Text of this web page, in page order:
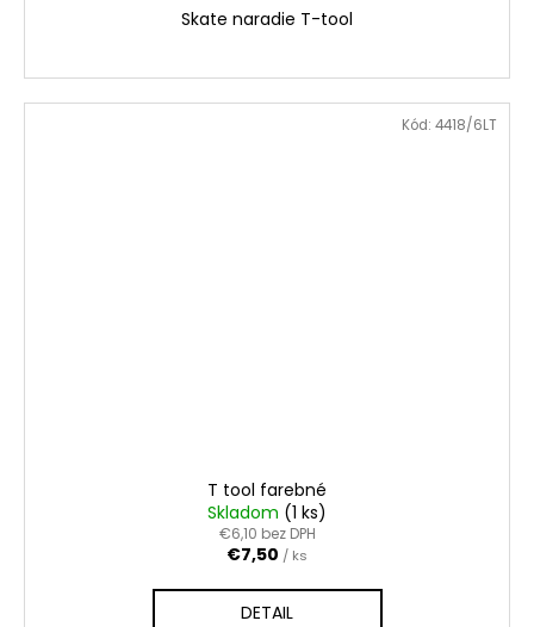
Skate naradie T-tool
T tool farebné
Skladom (1 ks)
€6,10 bez DPH
€7,50 / ks
DETAIL
Kód: 4418/6LT